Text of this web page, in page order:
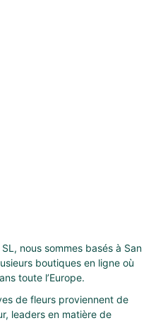
nous sommes basés à San
boutiques en ligne où
toute l’Europe.
de fleurs proviennent de
leaders en matière de